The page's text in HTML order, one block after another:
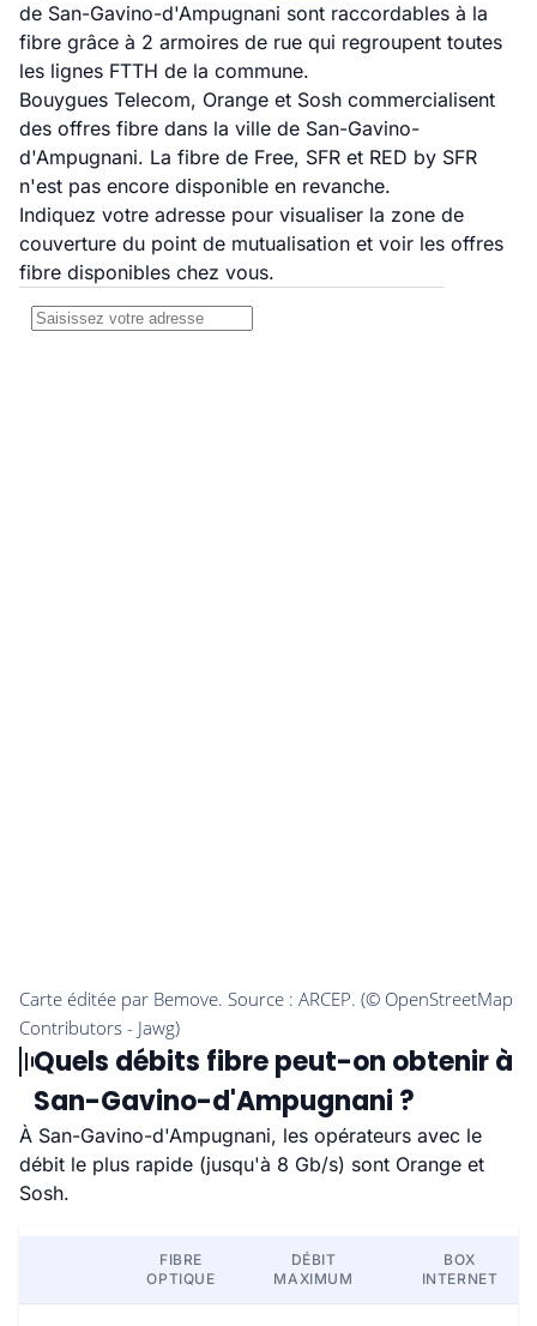
de San-Gavino-d'Ampugnani sont raccordables à la
fibre grâce à 2 armoires de rue qui regroupent toutes
les lignes FTTH de la commune.
Bouygues Telecom, Orange et Sosh commercialisent
des offres fibre dans la ville de San-Gavino-
d'Ampugnani. La fibre de Free, SFR et RED by SFR
n'est pas encore disponible en revanche.
Indiquez votre adresse pour visualiser la zone de
couverture du point de mutualisation et voir les offres
fibre disponibles chez vous.
Quels débits fibre peut-on obtenir à
San-Gavino-d'Ampugnani ?
À San-Gavino-d'Ampugnani, les opérateurs avec le
débit le plus rapide (jusqu'à 8 Gb/s) sont Orange et
Sosh.
FIBRE
OPTIQUE
DÉBIT
MAXIMUM
BOX
INTERNET